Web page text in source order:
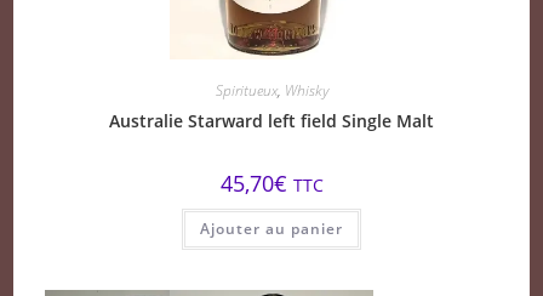
Spiritueux, Whisky
Australie Starward left field Single Malt
45,70€ TTC
Ajouter au panier